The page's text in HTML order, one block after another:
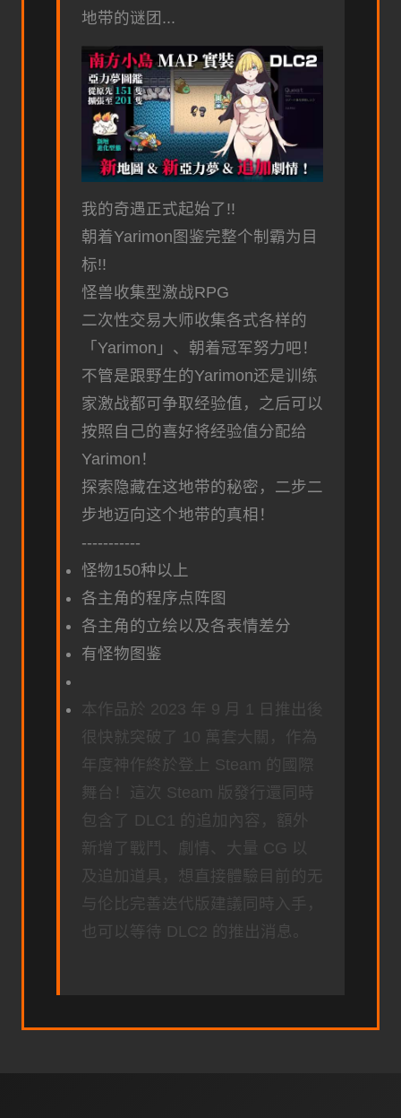
地带的谜团...
我的奇遇正式起始了!!
朝着Yarimon图鉴完整个制霸为目
标!!
怪兽收集型激战RPG
二次性交易大师收集各式各样的
「Yarimon」、朝着冠军努力吧！
不管是跟野生的Yarimon还是训练
家激战都可争取经验值，之后可以
按照自己的喜好将经验值分配给
Yarimon！
探索隐藏在这地带的秘密，二步二
步地迈向这个地带的真相！
-----------
怪物150种以上
各主角的程序点阵图
各主角的立绘以及各表情差分
有怪物图鉴
本作品於 2023 年 9 月 1 日推出後
很快就突破了 10 萬套大關，作為
年度神作終於登上 Steam 的國際
舞台！這次 Steam 版發行還同時
包含了 DLC1 的追加內容，額外
新增了戰鬥、劇情、大量 CG 以
及追加道具，想直接體驗目前的无
与伦比完善迭代版建議同時入手，
也可以等待 DLC2 的推出消息。